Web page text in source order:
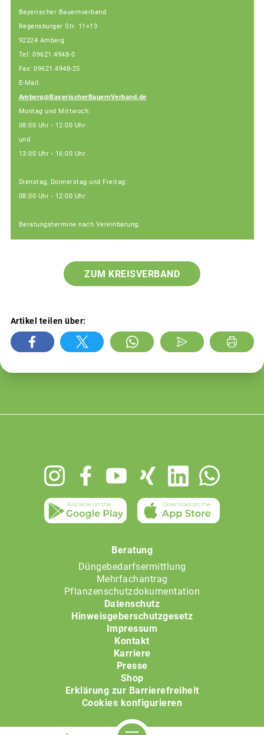
Bayerischer Bauernverband
Regensburger Str. 11+13
92224 Amberg
Tel: 09621 4948-0
Fax: 09621 4948-25
E-Mail:
Amberg@BayerischerBauernVerband.de
Montag und Mittwoch:
08:00 Uhr - 12:00 Uhr
und
13:00 Uhr - 16:00 Uhr
Dienstag, Donnerstag und Freitag:
08:00 Uhr - 12:00 Uhr
Beratungstermine nach Vereinbarung.
ZUM KREISVERBAND
Artikel teilen über:
Beratung
Düngebedarfsermittlung
Mehrfachantrag
Pflanzenschutzdokumentation
Datenschutz
Hinweisgeberschutzgesetz
Impressum
Kontakt
Karriere
Presse
Shop
Erklärung zur Barrierefreiheit
Cookies konfigurieren